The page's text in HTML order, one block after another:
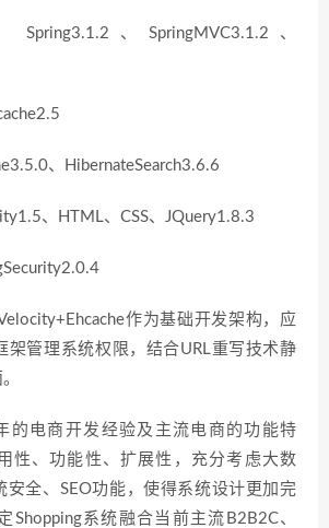
、SpringMVC3.1.2、
、HibernateSearch3.6.6
、HTML、CSS、JQuery1.8.3
作为基础开发架构，应
架管理系统权限，结合URL重写技术静
的电商开发经验及主流电商的功能特
性、功能性、扩展性，充分考虑大数
安全、SEO功能，使得系统设计更加完
Shopping系统融合当前主流B2B2C、